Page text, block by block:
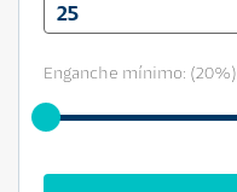
25
Enganche mínimo: (20%)